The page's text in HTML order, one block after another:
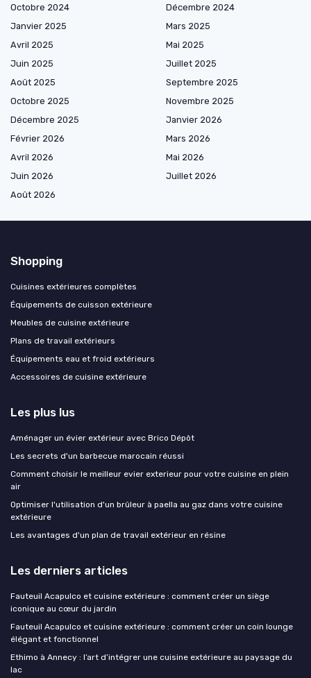
Octobre 2024
Décembre 2024
Janvier 2025
Mars 2025
Avril 2025
Mai 2025
Juin 2025
Juillet 2025
Août 2025
Septembre 2025
Octobre 2025
Novembre 2025
Décembre 2025
Janvier 2026
Février 2026
Mars 2026
Avril 2026
Mai 2026
Juin 2026
Juillet 2026
Août 2026
Shopping
Cuisines extérieures complètes
Équipements de cuisson extérieure
Meubles de cuisine extérieure
Plans de travail extérieurs
Équipements eau et froid extérieurs
Accessoires de cuisine extérieure
Les plus lus
Aménager un évier extérieur avec Brico Dépôt
Les secrets d'un barbecue marocain réussi
Comment choisir le meilleur evier exterieur pour votre cuisine en plein
air
Optimiser l'utilisation d'un brûleur à paella au gaz dans votre cuisine
extérieure
Les avantages d'un plan de travail extérieur en résine
Les derniers articles
Fauteuil Acapulco et cuisine extérieure : comment créer un siège
iconique au cœur du jardin
Fauteuil Acapulco et cuisine extérieure : comment créer un coin lounge
élégant et fonctionnel
Ethimo à Annecy : l’art d’intégrer une cuisine extérieure au paysage du
lac